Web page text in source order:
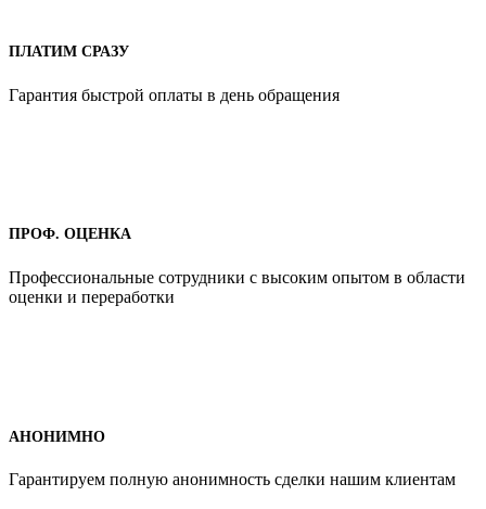
ПЛАТИМ СРАЗУ
Гарантия быстрой оплаты в день обращения
ПРОФ. ОЦЕНКА
Профессиональные сотрудники с высоким опытом в области
оценки и переработки
АНОНИМНО
Гарантируем полную анонимность сделки нашим клиентам